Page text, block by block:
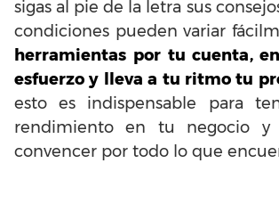
sigas al pie de la letra sus
condiciones pueden variar
herramientas por tu cuenta,
esfuerzo y lleva a tu ritmo tu
esto es indispensable para
rendimiento en tu negocio
convencer por todo lo que